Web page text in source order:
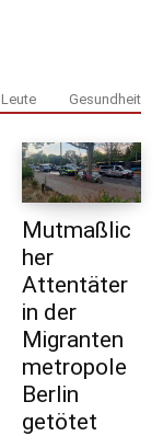
Leute Gesundheit
Mutmaßlic
her
Attentäter
in der
Migranten
metropole
Berlin
getötet